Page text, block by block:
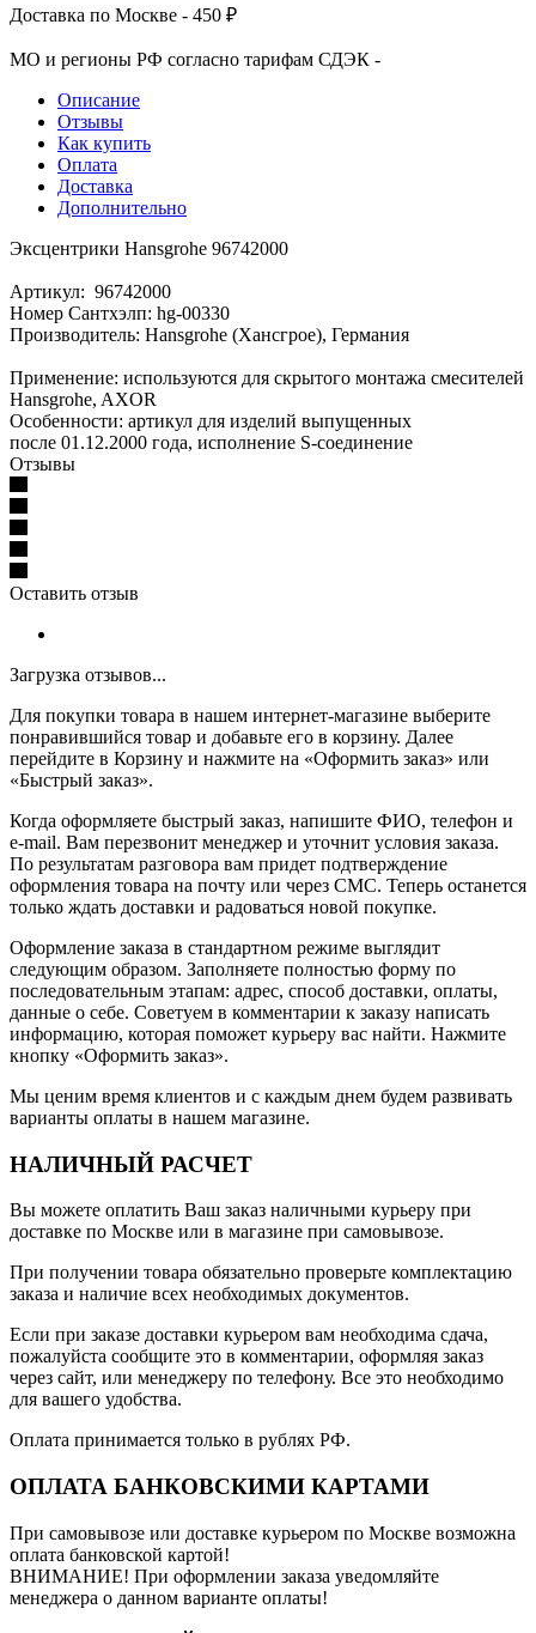
Доставка по Москве - 450 ₽
МО и регионы РФ согласно тарифам СДЭК -
Описание
Отзывы
Как купить
Оплата
Доставка
Дополнительно
Эксцентрики Hansgrohe 96742000
Артикул: 96742000
Номер Сантхэлп: hg-00330
Производитель: Hansgrohe (Хансгрое), Германия
Применение: используются для скрытого монтажа смесителей
Hansgrohe, AXOR
Особенности: артикул для изделий выпущенных
после 01.12.2000 года, исполнение S-соединение
Отзывы
Оставить отзыв
Загрузка отзывов...
Для покупки товара в нашем интернет-магазине выберите
понравившийся товар и добавьте его в корзину. Далее
перейдите в Корзину и нажмите на «Оформить заказ» или
«Быстрый заказ».
Когда оформляете быстрый заказ, напишите ФИО, телефон и
e-mail. Вам перезвонит менеджер и уточнит условия заказа.
По результатам разговора вам придет подтверждение
оформления товара на почту или через СМС. Теперь останется
только ждать доставки и радоваться новой покупке.
Оформление заказа в стандартном режиме выглядит
следующим образом. Заполняете полностью форму по
последовательным этапам: адрес, способ доставки, оплаты,
данные о себе. Советуем в комментарии к заказу написать
информацию, которая поможет курьеру вас найти. Нажмите
кнопку «Оформить заказ».
Мы ценим время клиентов и с каждым днем будем развивать
варианты оплаты в нашем магазине.
НАЛИЧНЫЙ РАСЧЕТ
Вы можете оплатить Ваш заказ наличными курьеру при
доставке по Москве или в магазине при самовывозе.
При получении товара обязательно проверьте комплектацию
заказа и наличие всех необходимых документов.
Если при заказе доставки курьером вам необходима сдача,
пожалуйста сообщите это в комментарии, оформляя заказ
через сайт, или менеджеру по телефону. Все это необходимо
для вашего удобства.
Оплата принимается только в рублях РФ.
ОПЛАТА БАНКОВСКИМИ КАРТАМИ
При самовывозе или доставке курьером по Москве возможна
оплата банковской картой!
ВНИМАНИЕ! При оформлении заказа уведомляйте
менеджера о данном варианте оплаты!